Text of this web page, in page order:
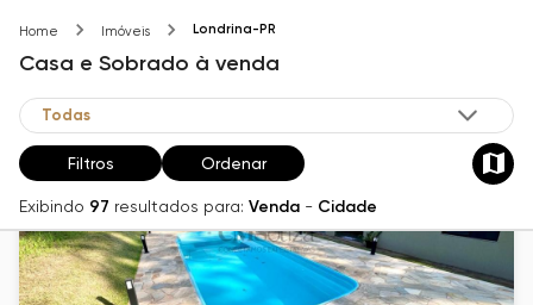
Home Imóveis Londrina-PR
Casa e Sobrado à venda
Filtros Ordenar
Exibindo 97 resultados para: Venda - Cidade
R$ 1.200.000